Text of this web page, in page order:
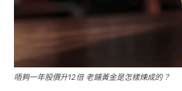
唔夠一年股價升12倍 老鋪黃金是怎樣煉成的？